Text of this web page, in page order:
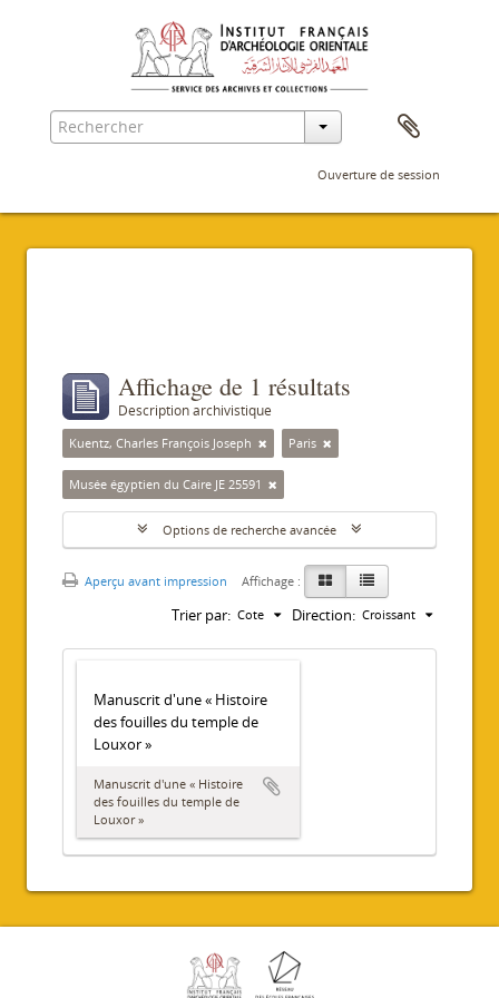
Ouverture de session
Affichage de 1 résultats
Description archivistique
Kuentz, Charles François Joseph Paris
Musée égyptien du Caire JE 25591
Options de recherche avancée
Aperçu avant impression Affichage :
Trier par: Cote Direction: Croissant
Manuscrit d'une « Histoire
des fouilles du temple de
Louxor »
Manuscrit d'une « Histoire
des fouilles du temple de
Louxor »